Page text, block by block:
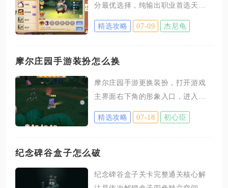
分最优选择，纯输出职业首选天启
审判系列武器，持续输出与攻坚补
命中选光辉使者系列，坦克、神官
幻影泛用性偏弱仅适合小众PVP特化
坚、团战对抗、日常刷本三类场景
区分适配，是60级阶段成型后可长
期升级传承的核心装备，无需频繁
额暴击概率与固定破防数值，物理
输出的刺客、战士，法系输出的法
师、游侠都能吃到完整属性加成，
精选攻略 07-09 杰尼龟
摩尔庄园手游装扮怎么换
摩尔庄园手游更换装扮，打开游戏
主界面右下角的形象入口，进入衣
橱页面挑选已获取的服饰单品或者
完整套装，选中部件点击穿戴按
角色换装，拉姆以及载具装扮也有
区选择装扮即可完成外形更改。进
精选攻略 07-18 初心臣
纪念碑谷盒子怎么破
纪念碑谷盒子关卡完整通关核心解